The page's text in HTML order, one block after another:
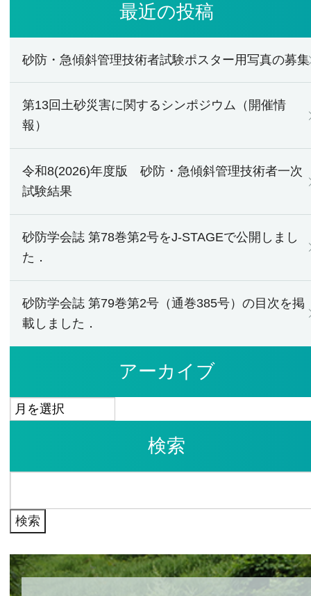
最近の投稿
砂防・急傾斜管理技術者試験ポスター用写真の募集
第13回土砂災害に関するシンポジウム（開催情
報）
令和8(2026)年度版 砂防・急傾斜管理技術者一次
試験結果
砂防学会誌 第78巻第2号をJ-STAGEで公開しまし
た．
砂防学会誌 第79巻第2号（通巻385号）の目次を掲
載しました．
アーカイブ
ア
検索